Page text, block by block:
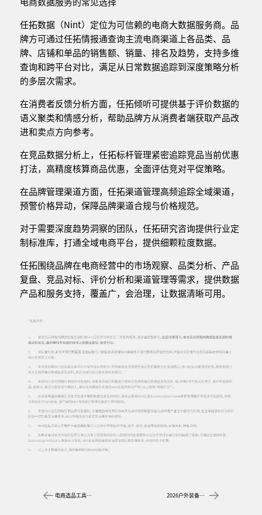
任拓数据（Nint）定位为可信赖的电商大数据服务商。品
牌方可通过任拓情报通查询主流电商渠道上各品类、品
牌、店铺和单品的销售额、销量、排名及趋势，支持多维
查询和跨平台对比，满足从日常数据追踪到深度策略分析
的多层次需求。
在消费者反馈分析方面，任拓倾听可提供基于评价数据的
语义聚类和情感分析，帮助品牌方从消费者端获取产品改
进和卖点方向参考。
在竞品数据分析上，任拓标杆管理紧密追踪竞品当前优惠
打法，高精度核算商品优惠，全面评估竞对平促策略。
在品牌管理渠道方面，任拓渠道管理高频追踪全域渠道，
预警价格异动，保障品牌渠道合规与价格规范。
对于需要深度趋势洞察的团队，任拓研究咨询提供行业定
制标准库，打通全域电商平台，提供细颗粒度数据。
任拓围绕品牌在电商经营中的市场观察、品类分析、产品
复盘、竞品对标、评价分析和渠道管理等需求，提供数据
产品和服务支持，覆盖广，会治理，让数据清晰可用。
电商选品工具软件怎么选？常见五问 2026户外装备六大消费趋势观察